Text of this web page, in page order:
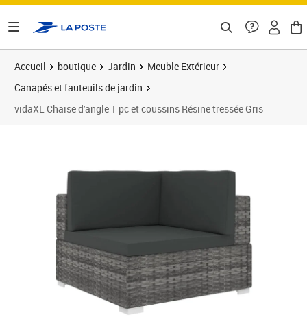
Accueil boutique Jardin
Meuble Extérieur
Canapés et fauteuils de jardin
vidaXL Chaise d'angle 1 pc et coussins Résine tressée Gris